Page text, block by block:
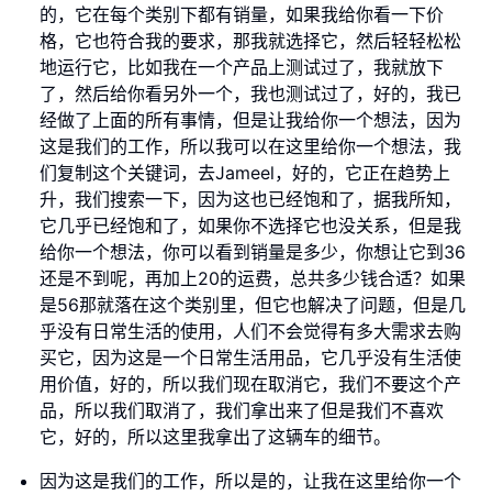
的，它在每个类别下都有销量，如果我给你看一下价
格，它也符合我的要求，那我就选择它，然后轻轻松松
地运行它，比如我在一个产品上测试过了，我就放下
了，然后给你看另外一个，我也测试过了，好的，我已
经做了上面的所有事情，但是让我给你一个想法，因为
这是我们的工作，所以我可以在这里给你一个想法，我
们复制这个关键词，去Jameel，好的，它正在趋势上
升，我们搜索一下，因为这也已经饱和了，据我所知，
它几乎已经饱和了，如果你不选择它也没关系，但是我
给你一个想法，你可以看到销量是多少，你想让它到36
还是不到呢，再加上20的运费，总共多少钱合适？如果
是56那就落在这个类别里，但它也解决了问题，但是几
乎没有日常生活的使用，人们不会觉得有多大需求去购
买它，因为这是一个日常生活用品，它几乎没有生活使
用价值，好的，所以我们现在取消它，我们不要这个产
品，所以我们取消了，我们拿出来了但是我们不喜欢
它，好的，所以这里我拿出了这辆车的细节。
因为这是我们的工作，所以是的，让我在这里给你一个